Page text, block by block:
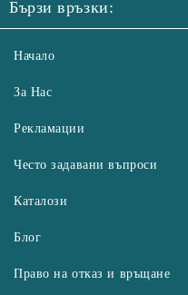
Бързи връзки:
Начало
За Нас
Рекламации
Често задавани въпроси
Каталози
Блог
Право на отказ и връщане